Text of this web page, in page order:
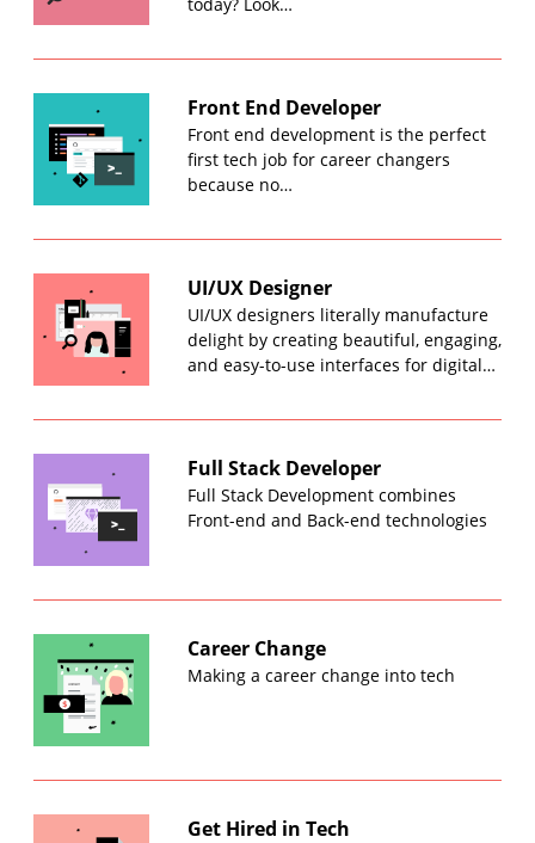
Front End Developer
Front end development is the perfect
first tech job for career changers
because no…
UI/UX Designer
UI/UX designers literally manufacture
delight by creating beautiful, engaging,
and easy-to-use interfaces for digital…
Full Stack Developer
Full Stack Development combines
Front-end and Back-end technologies
Career Change
Making a career change into tech
Get Hired in Tech